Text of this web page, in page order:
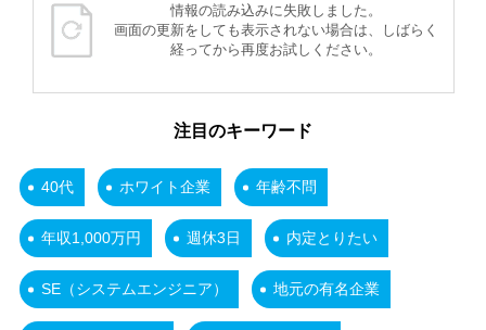
情報の読み込みに失敗しました。
画面の更新をしても表示されない場合は、しばらく
経ってから再度お試しください。
注目のキーワード
40代 ホワイト企業 年齢不問
年収1,000万円 週休3日 内定とりたい
SE（システムエンジニア） 地元の有名企業